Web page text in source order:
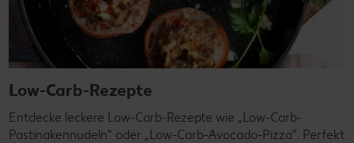
Low-Carb-Rezepte
Entdecke leckere Low-Carb-Rezepte wie „Low-Carb-
Pastinakennudeln" oder „Low-Carb-Avocado-Pizza". Perfekt